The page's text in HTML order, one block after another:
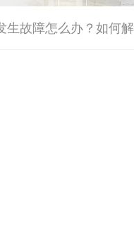
生故障怎么办？如何解